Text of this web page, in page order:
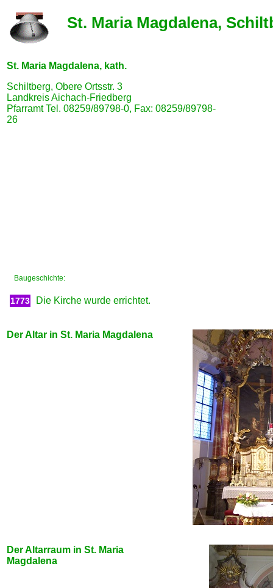
St. Maria Magdalena,
St. Maria Magdalena, kath.
Schiltberg, Obere Ortsstr. 3
Landkreis Aichach-Friedberg
Pfarramt Tel. 08259/89798-0, Fax: 08259/89798-
26
Baugeschichte:
1773 Die Kirche wurde errichtet.
Der Altar in St. Maria Magdalena
Der Altarraum in St. Maria
Magdalena